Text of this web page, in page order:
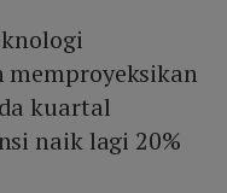
memproyeksikan
kuartal
naik lagi 20%